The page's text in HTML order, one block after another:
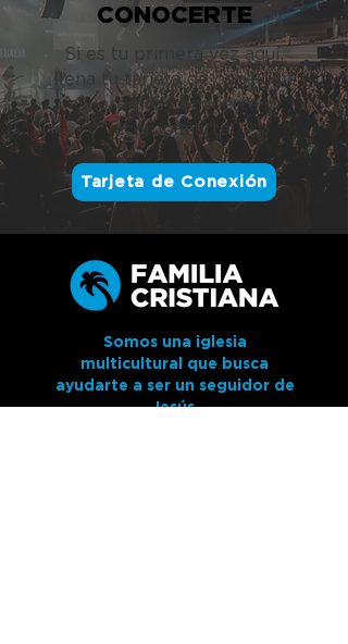
CONOCERTE
Si es tu primera vez aquí,
llena tu tarjeta de conexión.
Queremos conocerte y
acompañarte.
Tarjeta de Conexión
Somos una iglesia
multicultural que busca
ayudarte a ser un seguidor de
Jesús.